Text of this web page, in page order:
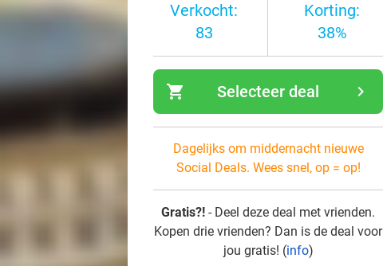
Verkocht:
83
Korting:
38%
shopping_cart navigate_next
Selecteer deal
Dagelijks om middernacht nieuwe
Social Deals. Wees snel, op = op!
Gratis?! - Deel deze deal met vrienden.
Kopen drie vrienden? Dan is de deal voor
jou gratis! (info)